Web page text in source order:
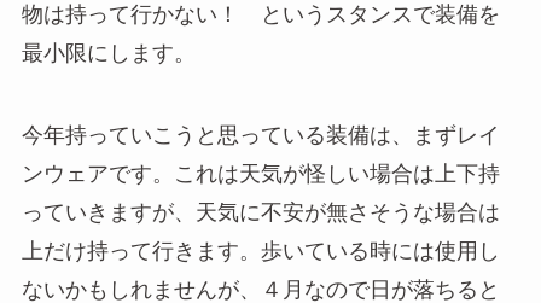
物は持って行かない！ というスタンスで装備を
最小限にします。
今年持っていこうと思っている装備は、まずレイ
ンウェアです。これは天気が怪しい場合は上下持
っていきますが、天気に不安が無さそうな場合は
上だけ持って行きます。歩いている時には使用し
ないかもしれませんが、４月なので日が落ちると